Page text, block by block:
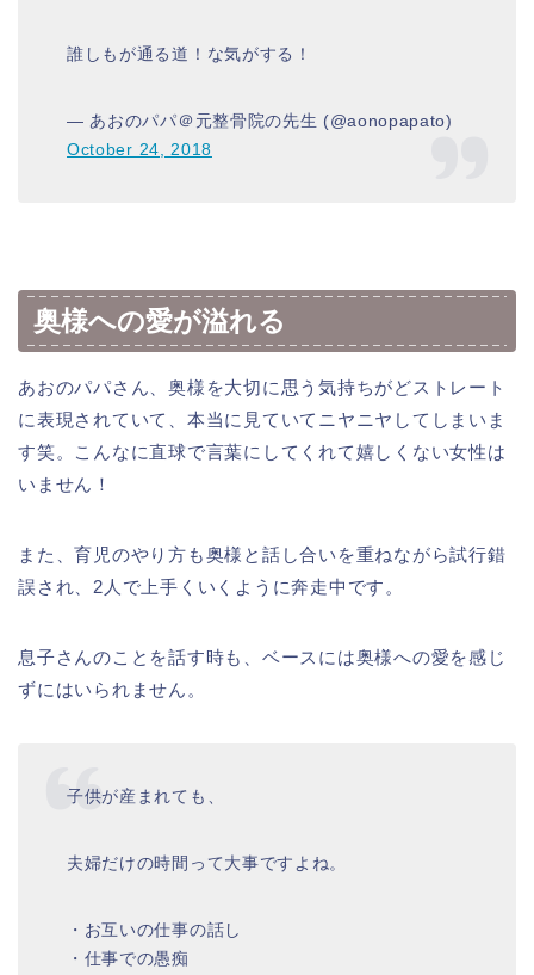
誰しもが通る道！な気がする！
— あおのパパ＠元整骨院の先生 (@aonopapato)
October 24, 2018
奥様への愛が溢れる
あおのパパさん、奥様を大切に思う気持ちがどストレート
に表現されていて、本当に見ていてニヤニヤしてしまいま
す笑。こんなに直球で言葉にしてくれて嬉しくない女性は
いません！
また、育児のやり方も奥様と話し合いを重ねながら試行錯
誤され、2人で上手くいくように奔走中です。
息子さんのことを話す時も、ベースには奥様への愛を感じ
ずにはいられません。
子供が産まれても、
夫婦だけの時間って大事ですよね。
・お互いの仕事の話し
・仕事での愚痴